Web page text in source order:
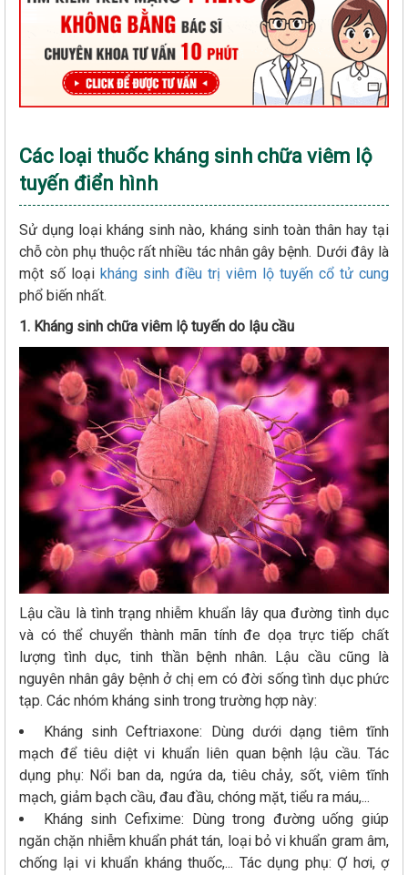
Các loại thuốc kháng sinh chữa viêm lộ
tuyến điển hình
Sử dụng loại kháng sinh nào, kháng sinh toàn thân hay tại
chỗ còn phụ thuộc rất nhiều tác nhân gây bệnh. Dưới đây là
một số loại kháng sinh điều trị viêm lộ tuyến cổ tử cung
phổ biến nhất.
1. Kháng sinh chữa viêm lộ tuyến do lậu cầu
Lậu cầu là tình trạng nhiễm khuẩn lây qua đường tình dục
và có thể chuyển thành mãn tính đe dọa trực tiếp chất
lượng tình dục, tinh thần bệnh nhân. Lậu cầu cũng là
nguyên nhân gây bệnh ở chị em có đời sống tình dục phức
tạp. Các nhóm kháng sinh trong trường hợp này:
Kháng sinh Ceftriaxone: Dùng dưới dạng tiêm tĩnh
mạch để tiêu diệt vi khuẩn liên quan bệnh lậu cầu. Tác
dụng phụ: Nổi ban da, ngứa da, tiêu chảy, sốt, viêm tĩnh
mạch, giảm bạch cầu, đau đầu, chóng mặt, tiểu ra máu,...
Kháng sinh Cefixime: Dùng trong đường uống giúp
ngăn chặn nhiễm khuẩn phát tán, loại bỏ vi khuẩn gram âm,
chống lại vi khuẩn kháng thuốc,... Tác dụng phụ: Ợ hơi, ợ